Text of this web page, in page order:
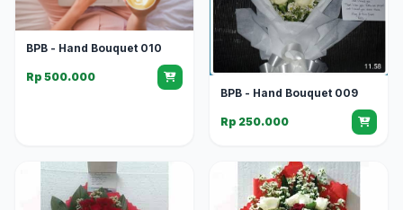
BPB - Hand Bouquet 010
Rp 500.000
BPB - Hand Bouquet 009
Rp 250.000